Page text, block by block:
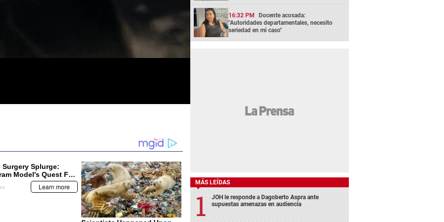
16:32 PM Docente acosada:
"Autoridades departamentales, necesito
seriedad en mi caso"
MÁS LEÍDAS
JOH le responde a Dagoberto Aspra ante
supuestas amenazas en audiencia